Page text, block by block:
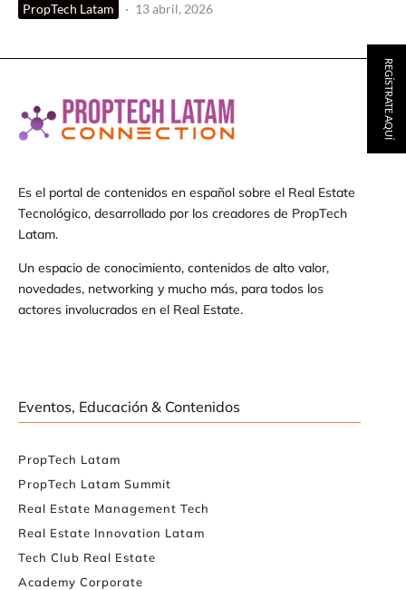
PropTech Latam · 13 abril, 2026
Es el portal de contenidos en español sobre el Real Estate
Tecnológico, desarrollado por los creadores de PropTech
Latam.
Un espacio de conocimiento, contenidos de alto valor,
novedades, networking y mucho más, para todos los
actores involucrados en el Real Estate.
Eventos, Educación & Contenidos
PropTech Latam
PropTech Latam Summit
Real Estate Management Tech
Real Estate Innovation Latam
Tech Club Real Estate
Academy Corporate
REGÍSTRATE AQUÍ